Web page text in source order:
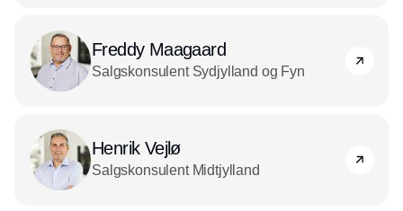
Freddy Maagaard
Salgskonsulent Sydjylland og Fyn
Henrik Vejlø
Salgskonsulent Midtjylland